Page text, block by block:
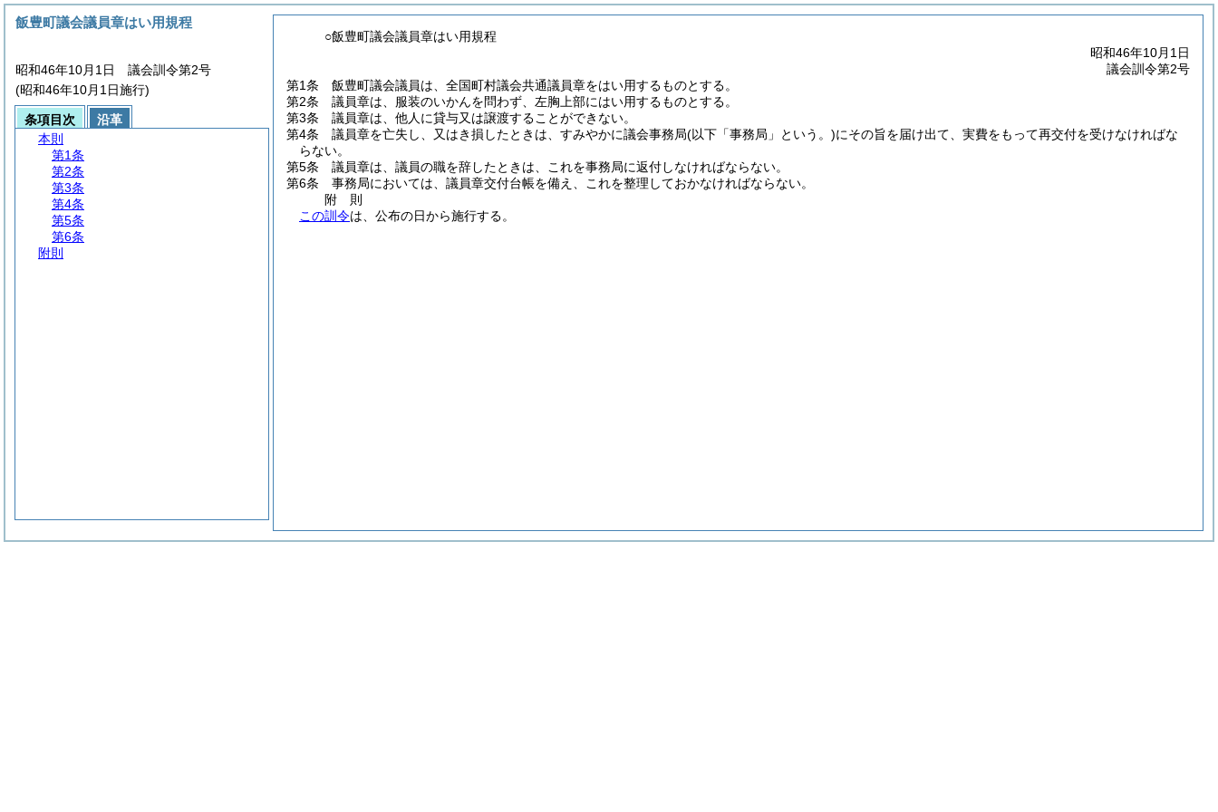
○飯豊町議会議員章はい用規程
昭和46年10月1日
議会訓令第2号
第1条
飯豊町議会議員は、全国町村議会共通議員章をはい用するものとする。
第2条
議員章は、服装のいかんを問わず、左胸上部にはい用するものとする。
第3条
議員章は、他人に貸与又は譲渡することができない。
第4条
議員章を亡失し、又はき損したときは、すみやかに議会事務局(以下「事務局」という。)にその旨を届け出て、実費をもって再交付を受けなければな
らない。
第5条
議員章は、議員の職を辞したときは、これを事務局に返付しなければならない。
第6条
事務局においては、議員章交付台帳を備え、これを整理しておかなければならない。
附 則
この訓令は、公布の日から施行する。
飯豊町議会議員章はい用規程
昭和46年10月1日 議会訓令第2号
(昭和46年10月1日施行)
条項目次
沿革
本則
第1条
第2条
第3条
第4条
第5条
第6条
附則